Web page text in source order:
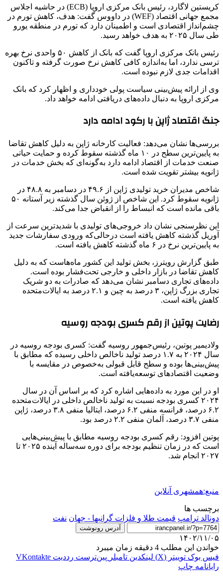
کریستین لاگارد، رئیس بانک مرکزی اروپا (ECB) در حاشیه اجلاس
مجمع جهانی اقتصاد (WEF) در داووس گفت: هدف، کاهش تورم در
چشم‌انداز اقتصادی است و اطمینان دارد که تورم در منطقه یورو
طی سال ۲۰۲۵ به هدف خواهد رسید.
رئیس بانک مرکزی اروپا گفت که بانک از کاهش ۵۰ واحدی نرخ بهره
ترسی ندارد، اما به‌اندازه کافی کاهش نرخ صورت گرفته و تاکنون
اقدامات جدی لازم نبوده است.
وی از ارائه پیش‌بینی سیاست پولی خودداری و اظهار کرد که بانک
مرکزی اروپا به دنبال داده‌های دریافتی ادامه خواهد داد.
جنگ اقتصاد ژاپن با رکود ادامه دارد
بررسی‌ها نشان می‌دهد: فعالیت کارخانه ژاپن به دلیل کاهش تقاضا
به پایین‌ترین سطح در ۱۰ ماه گذشته سقوط کرده و حمایت حیاتی
صنعت خدمات از اقتصاد ادامه دارد به‌گونه‌ای که بخش خدمات در
ژانویه بیشتر تقویت شده است.
شاخص مدیران خرید تولیدی ژاپن از ۴۹.۶ در دسامبر به ۴۸.۸ در
ژانویه سقوط کرد. این شاخص از ژوئن سال گذشته زیر آستانه ۵۰
باقی مانده است که انبساط را از انقباض جدا می‌کند.
این نظرسنجی نشان داد خروجی‌های تولیدی با شدیدترین سرعت از
آوریل گذشته کاهش یافته است درحالی‌که ورودی سفارشات جدید
به پایین‌ترین نرخ در ۶ ماه گذشته کاهش یافته است.
طبق گزارش رویترز، بخش تولید این کشور ماه‌هاست که به دلیل
کاهش تقاضا در بازار داخلی و خارجی تحت‌فشار بوده است.
داده‌های تجاری دسامبر نشان می‌دهد که صادرات به دو شریک
تجاری بزرگ ژاپن، ۳ درصد به چین و ۲.۱ درصد به ایالات‌متحده
کاهش یافته است.
رضایت پوتین از رقم کسری بودجه روسیه
ولادیمیر پوتین، رئیس‌جمهور روسیه گفت: کسری بودجه روسیه در
سال ۲۰۲۴ به ۱.۷ درصد تولید ناخالص داخلی رسیده که مطابق با
پیش‌بینی‌ها بوده و سطح قابل قبولی به‌خصوص در مقایسه با
وضعیت اقتصادهای توسعه‌یافته است.
او در این مورد به داده‌هایی اشاره کرد که بر اساس آن در سال
۲۰۲۴ کسری بودجه نسبت به تولید ناخالص داخلی در ایالات‌متحده
۶.۲ درصد، فرانسه منفی ۶.۲ درصد، ایتالیا منفی ۳.۸ درصد، ژاپن
منفی ۳.۷ درصد، آلمان منفی ۲.۲ درصد بود.
پوتین افزود: رقم کسری بودجه روسیه مطابق با پیش‌بینی‌هایی
است که در زمان تنظیم بودجه برای دوره سه‌ساله آینده ۲۰۲۵ تا
۲۰۲۷ انجام شد.
منبع:همشهری آنلاین
برچسب ها
دونالد ترامپ قیمت طلا و فلزات گرانبها - جهان نفت
آدرس رونوشت
۱۴۰۲/۱۱/۰۵
خواندن این مطلب 4 دقیقه زمان میبرد
فیس بوک توییتر (X) لینکدین ‫تامبلر ‫پین‌ترست ‫رددیت ‫VKontakte
رایانامه چاپ